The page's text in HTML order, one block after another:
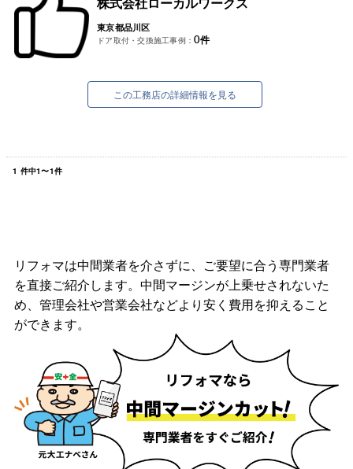
東京都品川区
ドア取付・交換施工事例： 0件
この工務店の詳細情報を見る
1 件中1〜1件
リフォマは中間業者を介さずに、ご要望に合う専門業者
を直接ご紹介します。中間マージンが上乗せされないた
め、管理会社や営業会社などより安く費用を抑えること
ができます。